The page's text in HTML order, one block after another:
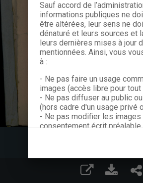
Sauf accord de
informations publiques ne
être altérées, leur sens ne
dénaturé et leurs sources et
leurs dernières mises à jour
mentionnées. Ainsi, vous
à :
- Ne pas faire un usage
images (accès libre pour tout
- Ne pas diffuser au public
(hors cadre d'un usage privé
- Ne pas modifier les images
consentement écrit préalable
Dans le cas contraire, nous
à nous contacter afin de
de Licence souhaitée parmi
proposées et le cas échéant,